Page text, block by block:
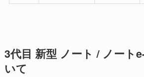
3代目 新型 ノート / ノート
いて